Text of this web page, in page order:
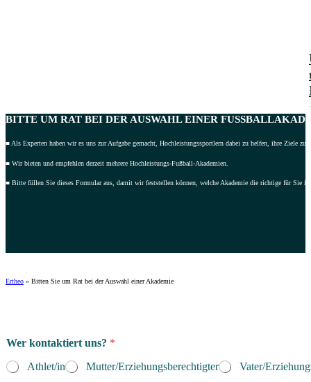
BITTE UM RAT BEI DER AUSWAHL EINER
■ Als Experten haben wir es uns zur Aufgabe gemacht, Hochleistungssportlern dabei zu helfen, ihre Ziele
■ Wir bieten und empfehlen derzeit mehrere Hochleistungs-Fußball-Akademien.
■ Bitte füllen Sie dieses Formular aus, damit wir feststellen können, welche Akademie die richtige für Sie
Ertheo » Bitten Sie um Rat bei der Auswahl einer Akademie
Wer kontaktiert uns? *
Athlet/in
Mutter/Erziehungsberechtigter Vater/